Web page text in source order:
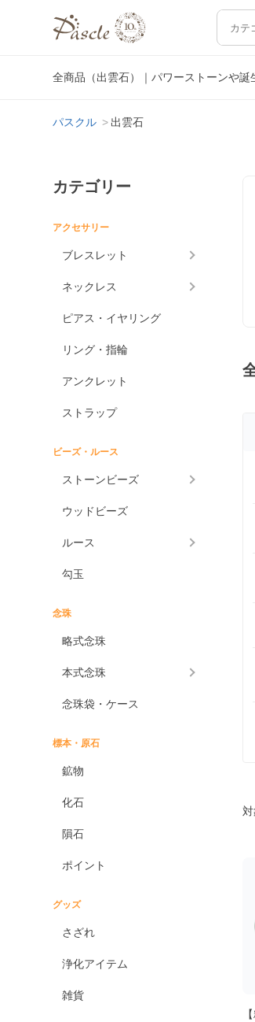
全商品（出雲石）｜パワーストーンや
パスクル 出雲石
カテゴリー
アクセサリー
ブレスレット
ネックレス
ピアス・イヤリング
リング・指輪
アンクレット
ストラップ
ビーズ・ルース
ストーンビーズ
ウッドビーズ
ルース
勾玉
念珠
略式念珠
本式念珠
念珠袋・ケース
標本・原石
鉱物
化石
隕石
ポイント
グッズ
さざれ
浄化アイテム
雑貨